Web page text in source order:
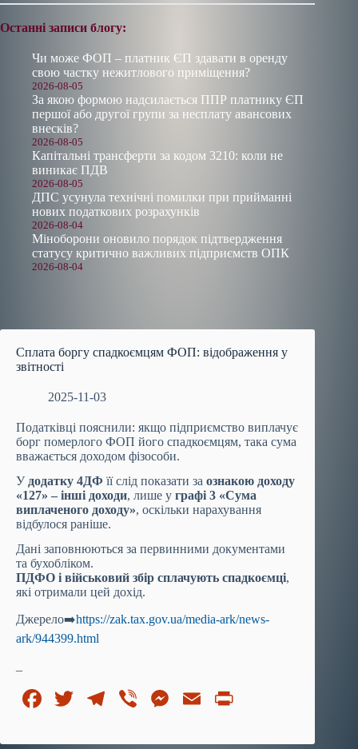
Сплата боргу спадкоємцям ФОП: відображення у
звітності
2025-11-03
Податківці пояснили: якщо підприємство виплачує
борг померлого ФОП його спадкоємцям, така сума
вважається доходом фізособи.
У додатку 4ДФ її слід показати за ознакою доходу
«127» – інші доходи, лише у графі 3 «Сума
виплаченого доходу», оскільки нарахування
відбулося раніше.
Дані заповнюються за первинними документами
та бухобліком.
ПДФО і військовий збір сплачують спадкоємці,
які отримали цей дохід.
Джерело➡️https://zak.tax.gov.ua/media-ark/news-
ark/944399.html
Fa T
Te Vi
M
E
Останні записи блогу:
Чи може ФОП – платник ЄП здавати в оренду
свою частку нежитлового приміщення?
2026-08-05
За якою формою надсилається ППР платнику ЄП
першої або другої групи за несплату авансових
внесків?
2026-08-05
Капітальні трансферти за кодом 3210: коли не
виникає ПДВ
2026-08-05
ДПС усунула технічні помилки при прийманні
нових податкових розрахунків
2026-08-04
Міноборони оновило порядок підтвердження
статусу критично важливих підприємств ОПК
2026-08-04